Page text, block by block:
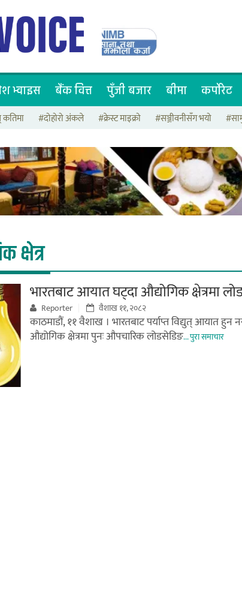
भ्वाइस बैंक वित्त पुँजी बजार बीमा कर्पोरेट
कतिमा #दोहोरो अंकले #क्रेस्ट माइक्रो #सञ्जीवनीसँग भयो
क्षेत्र
भारतबाट आयात घट्दा औद्योगिक क्षेत्रमा
Reporter वैशाख ११, २०८२
काठमाडौं, ११ वैशाख । भारतबाट पर्याप्त विद्युत् आयात
औद्योगिक क्षेत्रमा पुनः औपचारिक लोडसेडिङ... पुरा समाचार